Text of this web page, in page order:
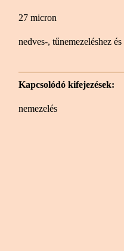
27 micron
nedves-, tűnemezeléshez
Kapcsolódó kifejezések:
nemezelés